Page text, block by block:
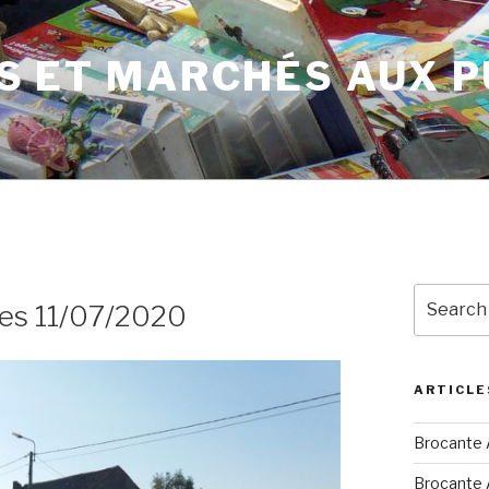
ET MARCHÉS AUX
11/07/2020
for:
Brocante
Brocante